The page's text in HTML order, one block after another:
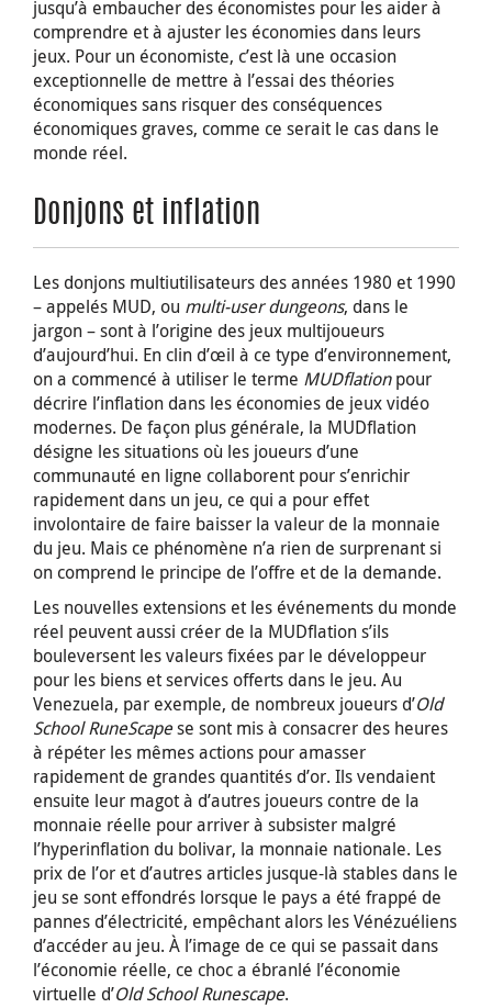
jusqu’à embaucher des économistes pour les aider à
comprendre et à ajuster les économies dans leurs
jeux. Pour un économiste, c’est là une occasion
exceptionnelle de mettre à l’essai des théories
économiques sans risquer des conséquences
économiques graves, comme ce serait le cas dans le
monde réel.
Donjons et inflation
Les donjons multiutilisateurs des années 1980 et 1990
– appelés MUD, ou multi-user dungeons, dans le
jargon – sont à l’origine des jeux multijoueurs
d’aujourd’hui. En clin d’œil à ce type d’environnement,
on a commencé à utiliser le terme MUDflationpour
décrire l’inflation dans les économies de jeux vidéo
modernes. De façon plus générale, la MUDflation
désigne les situations où les joueurs d’une
communauté en ligne collaborent pour s’enrichir
rapidement dans un jeu, ce qui a pour effet
involontaire de faire baisser la valeur de la monnaie
du jeu. Mais ce phénomène n’a rien de surprenant si
on comprend le principe de l’offre et de la demande.
Les nouvelles extensions et les événements du monde
réel peuvent aussi créer de la MUDflation s’ils
bouleversent les valeurs fixées par le développeur
pour les biens et services offerts dans le jeu. Au
Venezuela, par exemple, de nombreux joueurs d’Old
School RuneScapese sont mis à consacrer des heures
à répéter les mêmes actions pour amasser
rapidement de grandes quantités d’or. Ils vendaient
ensuite leur magot à d’autres joueurs contre de la
monnaie réelle pour arriver à subsister malgré
l’hyperinflation du bolivar, la monnaie nationale. Les
prix de l’or et d’autres articles jusque-là stables dans le
jeu se sont effondrés lorsque le pays a été frappé de
pannes d’électricité, empêchant alors les Vénézuéliens
d’accéder au jeu. À l’image de ce qui se passait dans
l’économie réelle, ce choc a ébranlé l’économie
virtuelle d’Old School Runescape.